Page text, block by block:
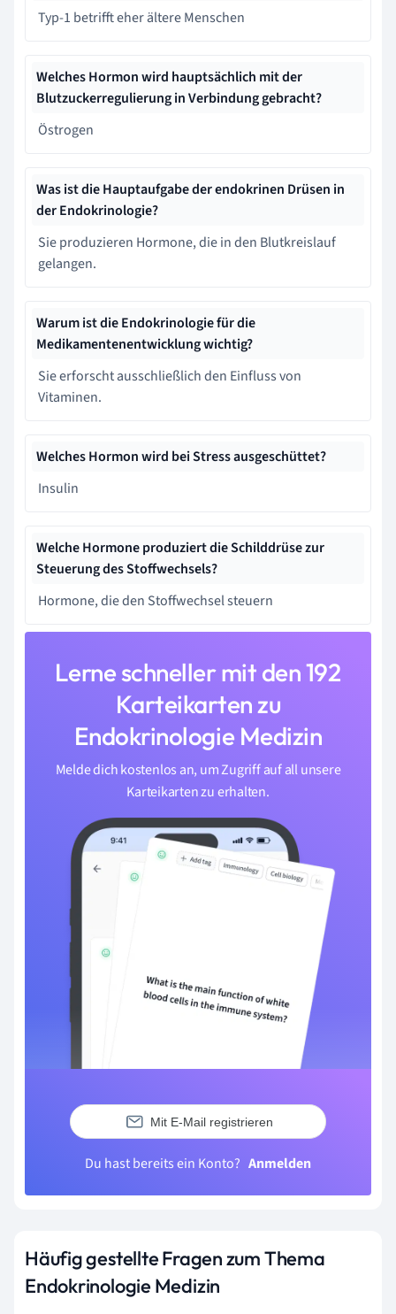
Typ-1 betrifft eher ältere Menschen
Welches Hormon wird hauptsächlich mit der
Blutzuckerregulierung in Verbindung gebracht?
Östrogen
Was ist die Hauptaufgabe der endokrinen Drüsen in
der Endokrinologie?
Sie produzieren Hormone, die in den Blutkreislauf
gelangen.
Warum ist die Endokrinologie für die
Medikamentenentwicklung wichtig?
Sie erforscht ausschließlich den Einfluss von
Vitaminen.
Welches Hormon wird bei Stress ausgeschüttet?
Insulin
Welche Hormone produziert die Schilddrüse zur
Steuerung des Stoffwechsels?
Hormone, die den Stoffwechsel steuern
Lerne schneller mit den 192
Karteikarten zu
Endokrinologie Medizin
Melde dich kostenlos an, um Zugriff auf all unsere
Karteikarten zu erhalten.
Mit E-Mail registrieren
Du hast bereits ein Konto? Anmelden
Häufig gestellte Fragen zum Thema
Endokrinologie Medizin